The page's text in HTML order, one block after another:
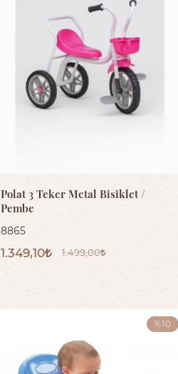
Polat 3 Teker Metal Bisiklet /
Pembe
8865
1.349,10 1.499,00
%10